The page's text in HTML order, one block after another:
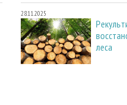
28.11.2025
леса